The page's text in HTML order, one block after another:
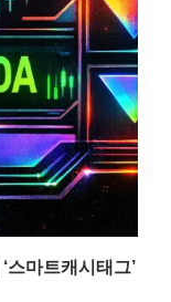
스마트캐시태그’